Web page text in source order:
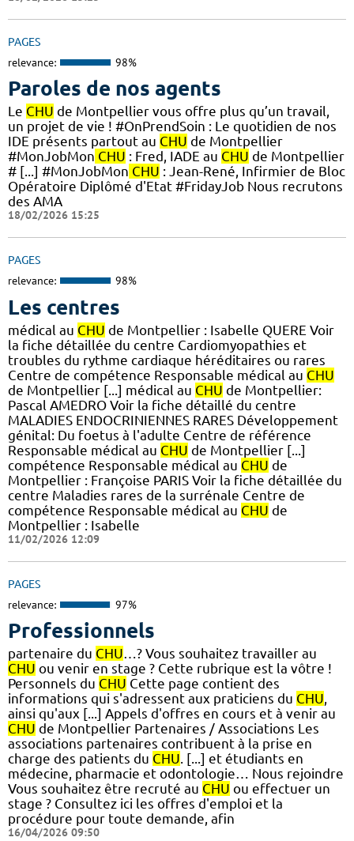
PAGES
relevance: 98%
Paroles de nos agents
Le CHU de Montpellier vous offre plus qu’un travail,
un projet de vie ! #OnPrendSoin : Le quotidien de nos
IDE présents partout au CHU de Montpellier
#MonJobMon CHU : Fred, IADE au CHU de Montpellier
# [...] #MonJobMon CHU : Jean-René, Infirmier de Bloc
Opératoire Diplômé d'Etat #FridayJob Nous recrutons
des AMA
18/02/2026 15:25
PAGES
relevance: 98%
Les centres
médical au CHU de Montpellier : Isabelle QUERE Voir
la fiche détaillée du centre Cardiomyopathies et
troubles du rythme cardiaque héréditaires ou rares
Centre de compétence Responsable médical au CHU
de Montpellier [...] médical au CHU de Montpellier:
Pascal AMEDRO Voir la fiche détaillé du centre
MALADIES ENDOCRINIENNES RARES Développement
génital: Du foetus à l'adulte Centre de référence
Responsable médical au CHU de Montpellier [...]
compétence Responsable médical au CHU de
Montpellier : Françoise PARIS Voir la fiche détaillée du
centre Maladies rares de la surrénale Centre de
compétence Responsable médical au CHU de
Montpellier : Isabelle
11/02/2026 12:09
PAGES
relevance: 97%
Professionnels
partenaire du CHU…? Vous souhaitez travailler au
CHU ou venir en stage ? Cette rubrique est la vôtre !
Personnels du CHU Cette page contient des
informations qui s'adressent aux praticiens du CHU,
ainsi qu'aux [...] Appels d'offres en cours et à venir au
CHU de Montpellier Partenaires / Associations Les
associations partenaires contribuent à la prise en
charge des patients du CHU. [...] et étudiants en
médecine, pharmacie et odontologie… Nous rejoindre
Vous souhaitez être recruté au CHU ou effectuer un
stage ? Consultez ici les offres d'emploi et la
procédure pour toute demande, afin
16/04/2026 09:50